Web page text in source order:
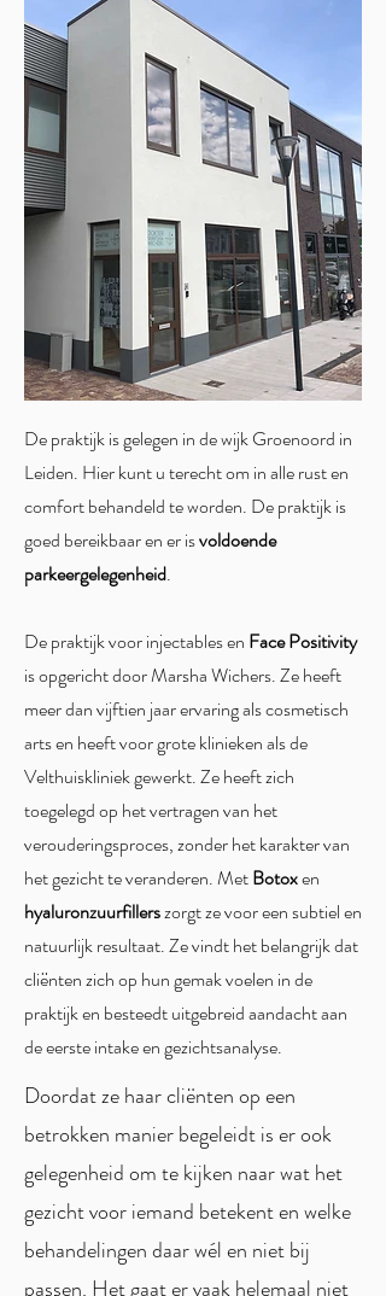
De praktijk is gelegen in de wijk Groenoord in
Leiden. Hier kunt u terecht om in alle rust en
comfort behandeld te worden. De praktijk is
goed bereikbaar en er isvoldoende
parkeergelegenheid.
De praktijk voor injectables en Face Positivity
is opgericht door Marsha Wichers. Ze heeft
meer dan vijftien jaar ervaring als cosmetisch
arts en heeft voor grote klinieken als de
Velthuiskliniek gewerkt. Ze heeft zich
toegelegd op het vertragen van het
verouderingsproces, zonder het karakter van
het gezicht te veranderen. MetBotoxen
hyaluronzuurfillerszorgt ze voor eensubtiel en
natuurlijk resultaat. Ze vindt het belangrijk dat
cliënten zich op hun gemak voelen in de
praktijk en besteedt uitgebreid aandacht aan
de eerste intake en gezichtsanalyse.
Doordat ze haar cliënten op een
betrokken manier begeleidt is er ook
gelegenheid om te kijken naar wat het
gezicht voor iemand betekent en welke
behandelingen daar wél en niet bij
passen. Het gaat er vaak helemaal niet